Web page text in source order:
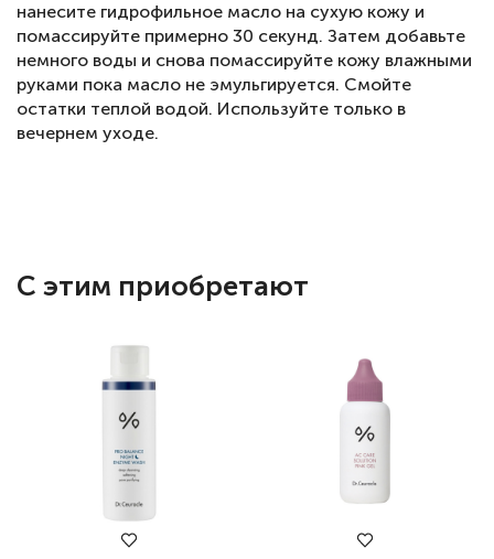
нанесите гидрофильное масло на сухую кожу и
помассируйте примерно 30 секунд. Затем добавьте
немного воды и снова помассируйте кожу влажными
руками пока масло не эмульгируется. Смойте
остатки теплой водой. Используйте только в
вечернем уходе.
С этим приобретают